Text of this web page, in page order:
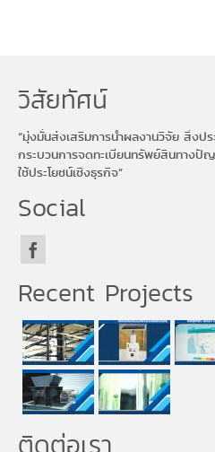
วิสัยทัศน์
“มุ่งมั่นส่งเสริมการนำผลงานวิจัย สิ่งป
กระบวนการจดทะเบียนทรัพย์สินทาง
ใช้ประโยชน์เชิงธุรกิจ”
Social
Recent Projects
ติดต่อเรา